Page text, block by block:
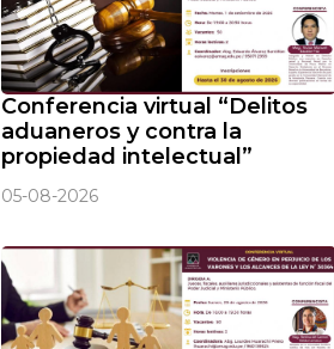
Conferencia virtual “Delitos
aduaneros y contra la
propiedad intelectual”
05-08-2026